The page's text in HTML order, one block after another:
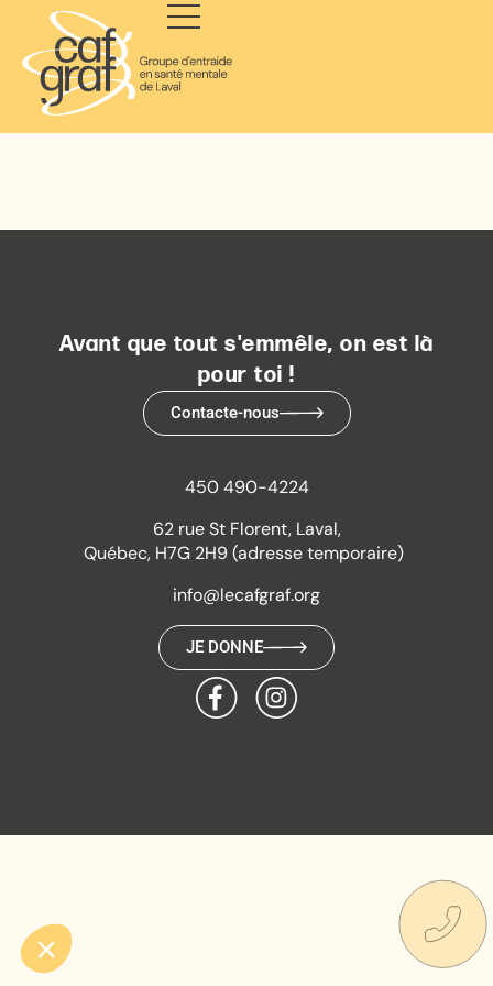
Avant que tout s'emmêle, on est là
pour toi !
Contacte-nous
450 490-4224
62 rue St Florent, Laval,
Québec, H7G 2H9 (adresse temporaire)
info@lecafgraf.org
JE DONNE